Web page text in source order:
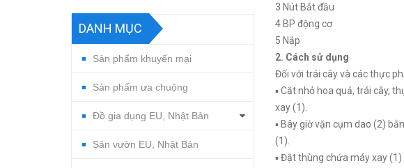
3 Nút Bắt đầu
4 BP động cơ
5 Nắp
2. Cách sử dụng
Đối với trái cây và các thực
▪ Cắt nhỏ hoa quả, trái cây,
xay (1).
▪ Bây giờ vặn cụm dao (2)
(1).
▪ Đặt thùng chứa máy xay
DANH MỤC
Sản phẩm khuyến mại
Sản phẩm ưa chuộng
Đồ gia dụng EU, Nhật Bản
Sân vườn EU, Nhật Bản